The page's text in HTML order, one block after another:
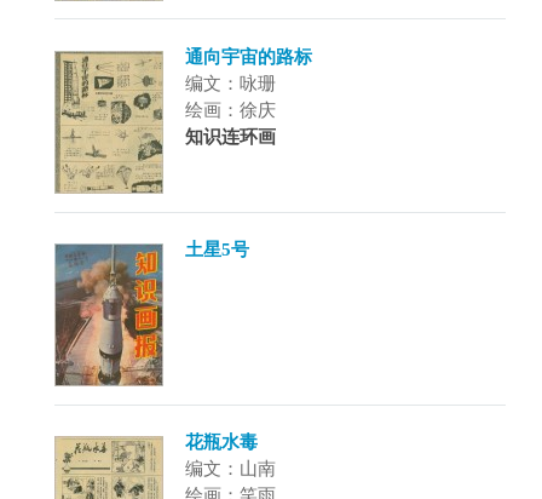
通向宇宙的路标
编文：咏珊
绘画：徐庆
知识连环画
土星5号
花瓶水毒
编文：山南